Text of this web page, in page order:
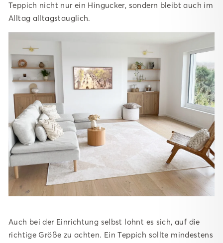
Teppich nicht nur ein Hingucker, sondern bleibt auch im
Alltag alltagstauglich.
Auch bei der Einrichtung selbst lohnt es sich, auf die
richtige Größe zu achten. Ein Teppich sollte mindestens